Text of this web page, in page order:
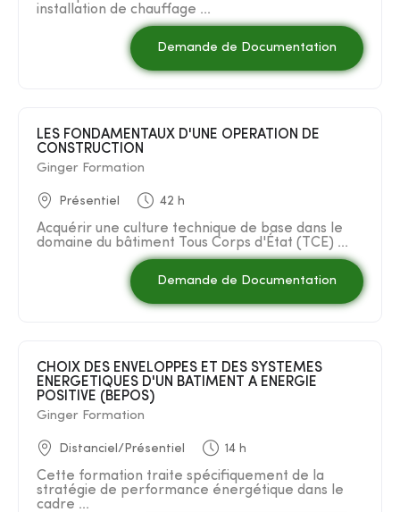
installation de chauffage ...
Demande de Documentation
LES FONDAMENTAUX D'UNE OPERATION DE
CONSTRUCTION
Ginger Formation
Présentiel 42 h
Acquérir une culture technique de base dans le
domaine du bâtiment Tous Corps d'État (TCE) ...
Demande de Documentation
CHOIX DES ENVELOPPES ET DES SYSTEMES
ENERGETIQUES D'UN BATIMENT A ENERGIE
POSITIVE (BEPOS)
Ginger Formation
Distanciel/Présentiel 14 h
Cette formation traite spécifiquement de la
stratégie de performance énergétique dans le
cadre ...